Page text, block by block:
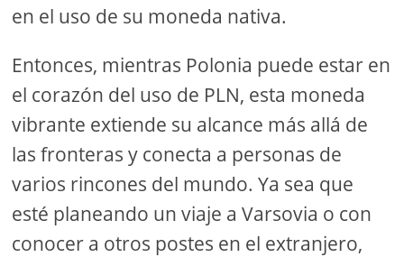
en el uso de su moneda nativa.
Entonces, mientras Polonia puede estar en
el corazón del uso de PLN, esta moneda
vibrante extiende su alcance más allá de
las fronteras y conecta a personas de
varios rincones del mundo. Ya sea que
esté planeando un viaje a Varsovia o con
conocer a otros postes en el extranjero,